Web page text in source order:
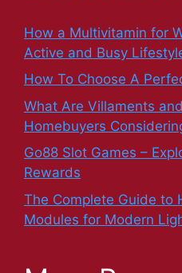
How a Multivitamin for
Active and Busy
How To Choose A
What Are Villaments
Homebuyers
Go88 Slot Games –
Rewards
The Complete Guide to
Modules for Modern